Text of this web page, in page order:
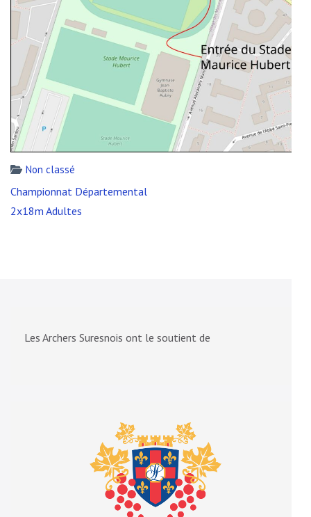
Non classé
Navigation
de
Championnat Départemental
2x18m Adultes
Les Archers Suresnois ont le soutient de